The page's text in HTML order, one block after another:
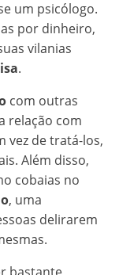
um psicólogo.
por dinheiro,
vilanias
.
com outras
relação com
vez de tratá-los,
Além disso,
cobaias no
, uma
delirarem